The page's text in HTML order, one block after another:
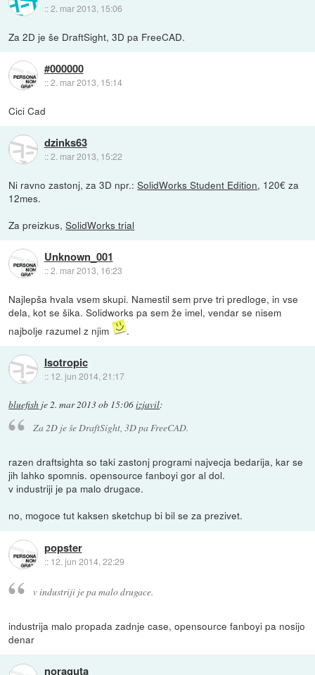
::2. mar 2013, 15:06
Za 2D je še DraftSight, 3D pa FreeCAD.
#000000
::2. mar 2013, 15:14
Cici Cad
dzinks63
::2. mar 2013, 15:22
Ni ravno zastonj, za 3D npr.:SolidWorks Student Edition, 120€ za
12mes.
Za preizkus,SolidWorks trial
Unknown_001
::2. mar 2013, 16:23
Najlepša hvala vsem skupi. Namestil sem prve tri predloge, in vse
dela, kot se šika. Solidworks pa sem že imel, vendar se nisem
najbolje razumel z njim
.
Isotropic
:: 12. jun 2014, 21:17
bluefish je2. mar 2013 ob 15:06izjavil:
Za 2D je še DraftSight, 3D pa FreeCAD.
razen draftsighta so taki zastonj programi najvecja bedarija, kar se
jih lahko spomnis. opensource fanboyi gor al dol.
v industriji je pa malo drugace.
no, mogoce tut kaksen sketchup bi bil se za prezivet.
popster
:: 12. jun 2014, 22:29
v industriji je pa malo drugace.
industrija malo propada zadnje case, opensource fanboyi pa nosijo
denar
noraguta